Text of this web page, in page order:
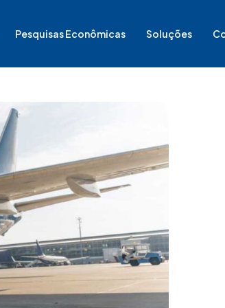
Pesquisas Econômicas Soluções